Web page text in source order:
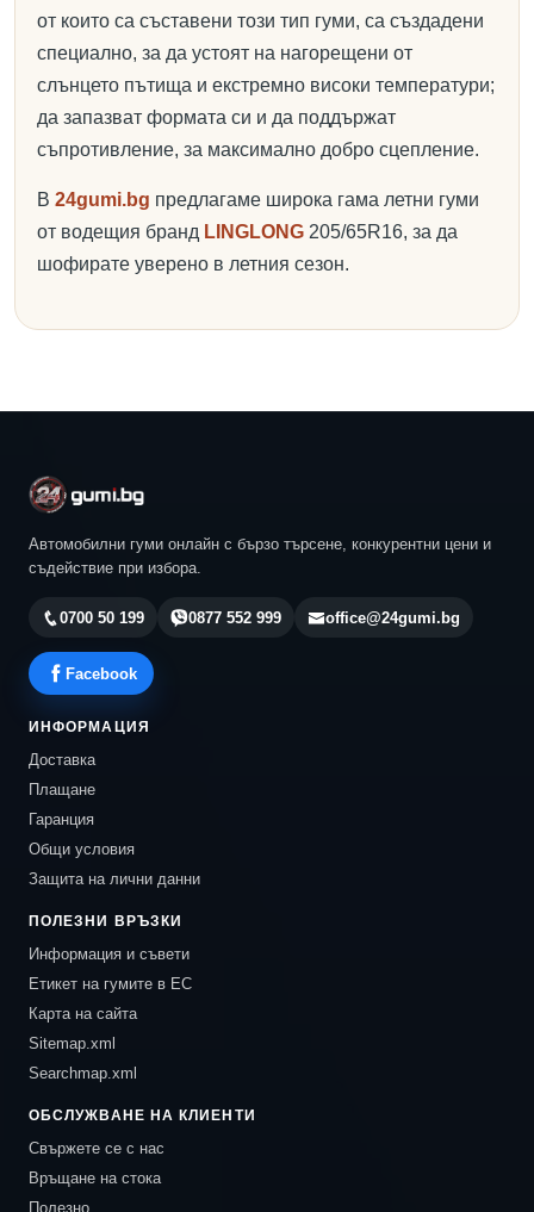
от които са съставени този тип гуми, са създадени
специално, за да устоят на нагорещени от
слънцето пътища и екстремно високи температури;
да запазват формата си и да поддържат
съпротивление, за максимално добро сцепление.
В 24gumi.bg предлагаме широка гама летни гуми
от водещия бранд LINGLONG 205/65R16, за да
шофирате уверено в летния сезон.
Автомобилни гуми онлайн с бързо търсене, конкурентни цени и
съдействие при избора.
0700 50 199 0877 552 999 office@24gumi.bg
Facebook
ИНФОРМАЦИЯ
Доставка
Плащане
Гаранция
Общи условия
Защита на лични данни
ПОЛЕЗНИ ВРЪЗКИ
Информация и съвети
Етикет на гумите в ЕС
Карта на сайта
Sitemap.xml
Searchmap.xml
ОБСЛУЖВАНЕ НА КЛИЕНТИ
Свържете се с нас
Връщане на стока
Полезно